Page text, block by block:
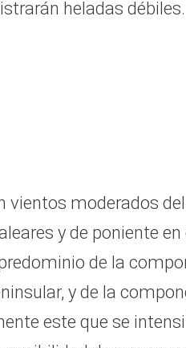
heladas débiles.
moderados del
y de poniente
de la
y de la
este que se